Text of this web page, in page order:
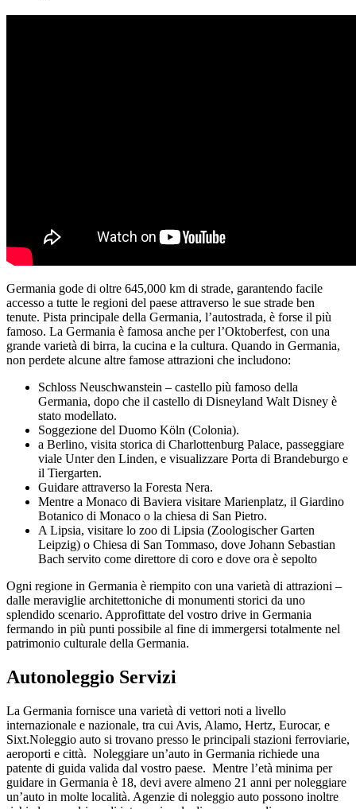
Germania gode di oltre 645,000 km di strade, garantendo facile
accesso a tutte le regioni del paese attraverso le sue strade ben
tenute. Pista principale della Germania, l’autostrada, è forse il più
famoso. La Germania è famosa anche per l’Oktoberfest, con una
grande varietà di birra, la cucina e la cultura. Quando in Germania,
non perdete alcune altre famose attrazioni che includono:
Schloss Neuschwanstein – castello più famoso della
Germania, dopo che il castello di Disneyland Walt Disney è
stato modellato.
Soggezione del Duomo Köln (Colonia).
a Berlino, visita storica di Charlottenburg Palace, passeggiare
viale Unter den Linden, e visualizzare Porta di Brandeburgo e
il Tiergarten.
Guidare attraverso la Foresta Nera.
Mentre a Monaco di Baviera visitare Marienplatz, il Giardino
Botanico di Monaco o la chiesa di San Pietro.
A Lipsia, visitare lo zoo di Lipsia (Zoologischer Garten
Leipzig) o Chiesa di San Tommaso, dove Johann Sebastian
Bach servito come direttore di coro e dove ora è sepolto
Ogni regione in Germania è riempito con una varietà di attrazioni –
dalle meraviglie architettoniche di monumenti storici da uno
splendido scenario. Approfittate del vostro drive in Germania
fermando in più punti possibile al fine di immergersi totalmente nel
patrimonio culturale della Germania.
Autonoleggio Servizi
La Germania fornisce una varietà di vettori noti a livello
internazionale e nazionale, tra cui Avis, Alamo, Hertz, Eurocar, e
Sixt.Noleggio auto si trovano presso le principali stazioni ferroviarie,
aeroporti e città. Noleggiare un’auto in Germania richiede una
patente di guida valida dal vostro paese. Mentre l’età minima per
guidare in Germania è 18, devi avere almeno 21 anni per noleggiare
un’auto in molte località. Agenzie di noleggio auto possono inoltre